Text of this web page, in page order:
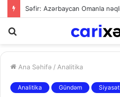
Ana Səhifə / Analitika
Analitika Gündəm Siyasət